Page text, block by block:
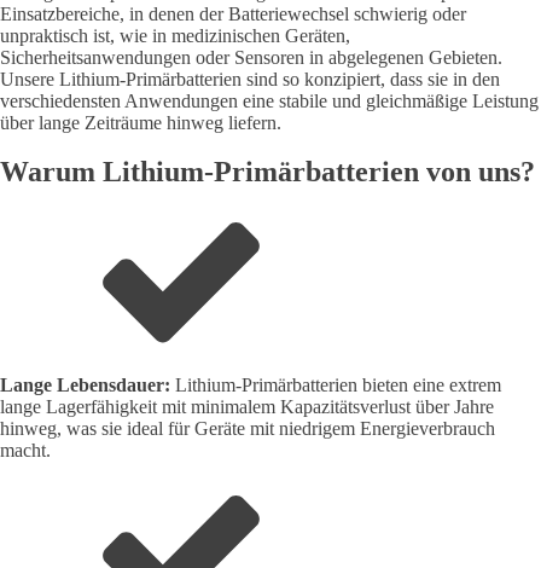
Einsatzbereiche, in denen der Batteriewechsel schwierig oder
unpraktisch ist, wie in medizinischen Geräten,
Sicherheitsanwendungen oder Sensoren in abgelegenen Gebieten.
Unsere Lithium-Primärbatterien sind so konzipiert, dass sie in den
verschiedensten Anwendungen eine stabile und gleichmäßige Leistung
über lange Zeiträume hinweg liefern.
Warum Lithium-Primärbatterien von uns?
Lange Lebensdauer: Lithium-Primärbatterien bieten eine extrem
lange Lagerfähigkeit mit minimalem Kapazitätsverlust über Jahre
hinweg, was sie ideal für Geräte mit niedrigem Energieverbrauch
macht.